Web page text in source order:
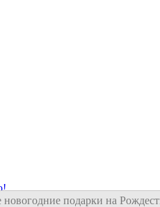
новогодние подарки на